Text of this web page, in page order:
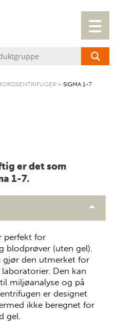
> SIGMA 1-7
er det som
1-7.
perfekt for
blodprøver (uten gel).
gjør den utmerket for
Den kan
miljøanalyse og på
er designet
ikke beregnet for
gel.